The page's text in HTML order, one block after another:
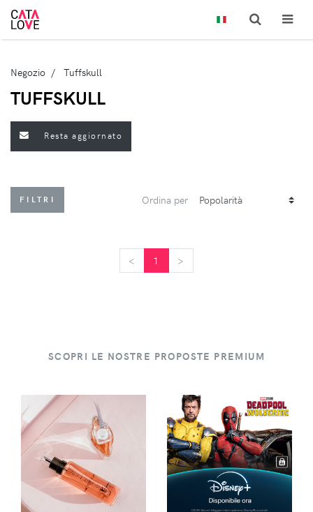
Negozio Tuffskull
TUFFSKULL
Resta aggiornato
FILTRI Ordina per
< 1 >
SCOPRI LE NOSTRE PROPOSTE PREMIUM